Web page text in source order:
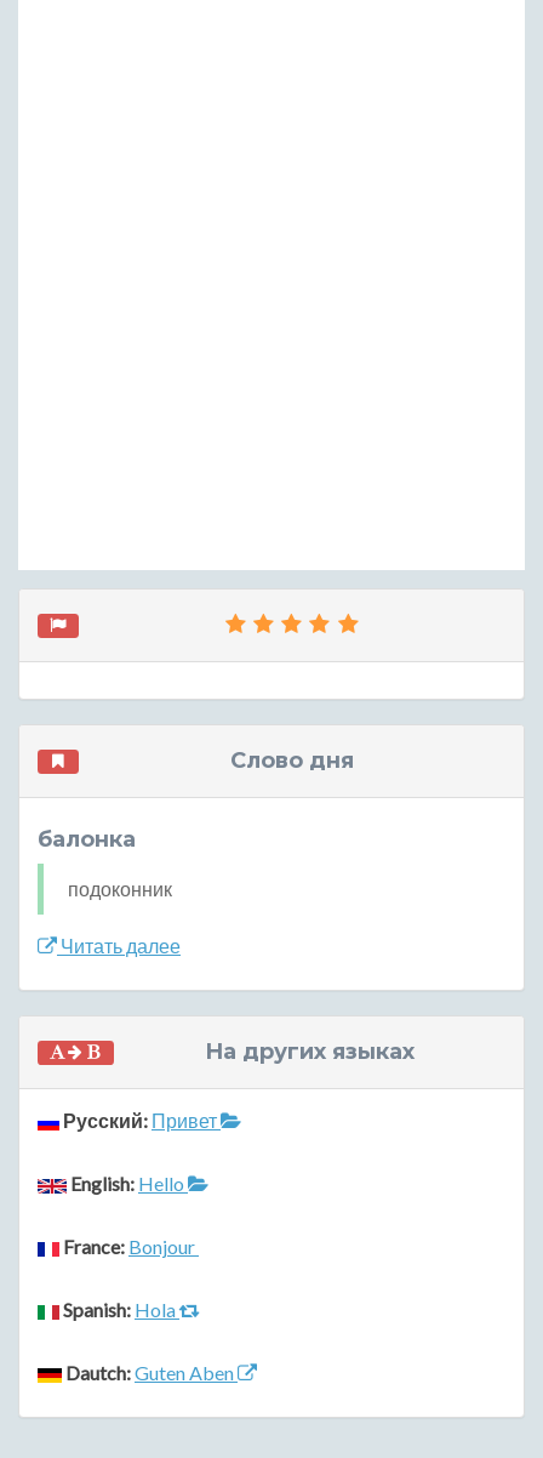
Слово дня
балонка
подоконник
Читать далее
На других языках
Русский: Привет
English: Hello
France: Bonjour
Spanish: Hola
Dautch:Guten Aben